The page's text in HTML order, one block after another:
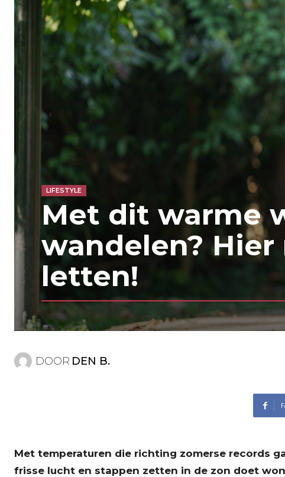
LIFESTYLE
Met dit warme
wandelen?
letten!
DOOR DEN B.
Met temperaturen die richting zomerse records
frisse lucht en stappen zetten in de zon doet